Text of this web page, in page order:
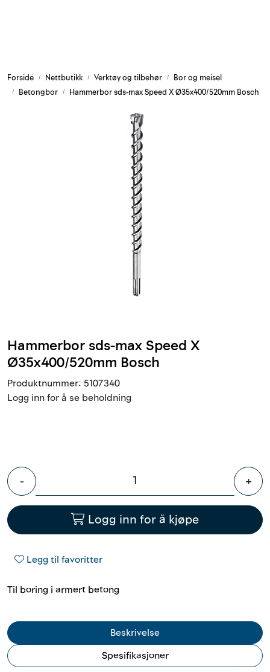
Forside Nettbutikk Verktøy og tilbehør
Bor og meisel
Betongbor
Hammerbor sds-max Speed X Ø35x400/520mm Bosch
Hammerbor sds-max Speed X
Ø35x400/520mm Bosch
Produktnummer: 5107340
Logg inn for å se beholdning
- +
Logg inn for å kjøpe
Legg til favoritter
Til boring i armert betong
Beskrivelse
Spesifikasjoner
Belysning og sesong
Trelast og finer
Vanntetting
Tjenester